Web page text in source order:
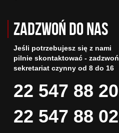
Zadzwoń do nas
Jeśli potrzebujesz się z nami
pilnie skontaktować - zadzwoń
sekretariat czynny od 8 do 16
22 547 88 20
22 547 88 02